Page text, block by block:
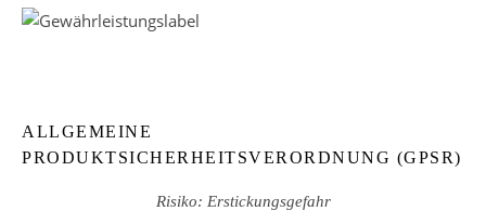
ALLGEMEINE
PRODUKTSICHERHEITSVERORDNUNG (GPSR)
Risiko: Erstickungsgefahr